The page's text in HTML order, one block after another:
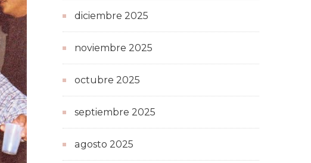
diciembre 2025
noviembre 2025
octubre 2025
septiembre 2025
agosto 2025